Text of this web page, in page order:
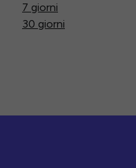
7 giorni
30 giorni